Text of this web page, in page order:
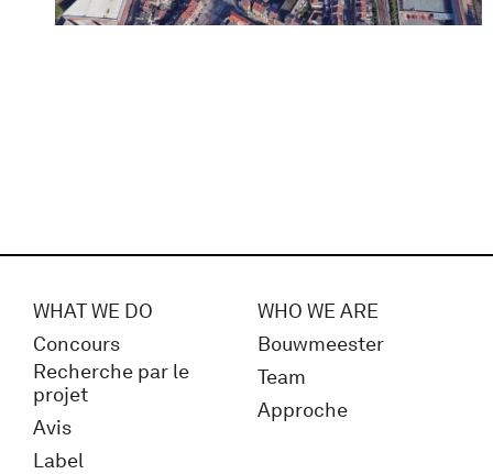
WHAT WE DO
Concours
Recherche par le
projet
Avis
Label
WHO WE ARE
Bouwmeester
Team
Approche